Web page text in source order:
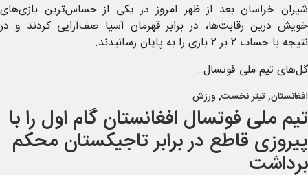
شیران خراسان بعد از ظهر امروز در یکی از حساس‌ترین بازی‌های
خویش درین رقابت‌ها، در برابر قهرمان آسیا صف‌آرایی کردند و در
نتیجه با حساب ۲ بر ۲ بازی را به پایان رسانیدند.
گل‌های تیم ملی فوتسال...
افغانستان, تیتر نخست, ورزش
تیم ملی فوتسال افغانستان گام اول را با
پیروزی قاطع در برابر تاجیکستان محکم
برداشت